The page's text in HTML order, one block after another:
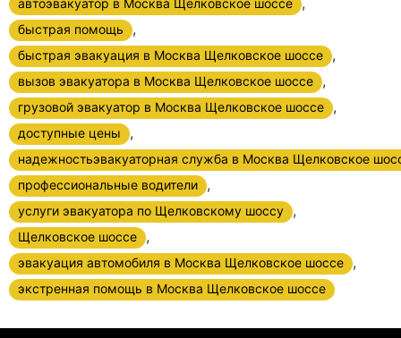
быстрая помощь ,
быстрая эвакуация в Москва Щелковское шоссе ,
вызов эвакуатора в Москва Щелковское шоссе ,
грузовой эвакуатор в Москва Щелковское шоссе ,
доступные цены ,
надежностьэвакуаторная служба в Москва Щелковское
профессиональные водители
,
услуги эвакуатора по Щелковскому шоссу ,
Щелковское шоссе ,
эвакуация автомобиля в Москва Щелковское шоссе ,
экстренная помощь в Москва Щелковское шоссе